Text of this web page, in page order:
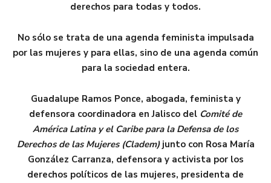
derechos para todas y todos.
No sólo se trata de una agenda feminista impulsada
por las mujeres y para ellas, sino de una agenda común
para la sociedad entera.
Guadalupe Ramos Ponce, abogada, feminista y
defensora coordinadora en Jalisco del Comité de
América Latina y el Caribe para la Defensa de los
Derechos de las Mujeres (Cladem)junto con Rosa María
González Carranza, defensora y activista por los
derechos políticos de las mujeres, presidenta de